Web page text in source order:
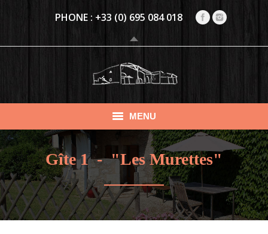
PHONE : +33 (0) 695 084 018
MENU
PRÉSENTATION
VAKANTIEHUIZEN
CHAMBRE D’HÔTES CLIMATISÉE (4 PERS.)
Gîte 1 - "Les Murettes"